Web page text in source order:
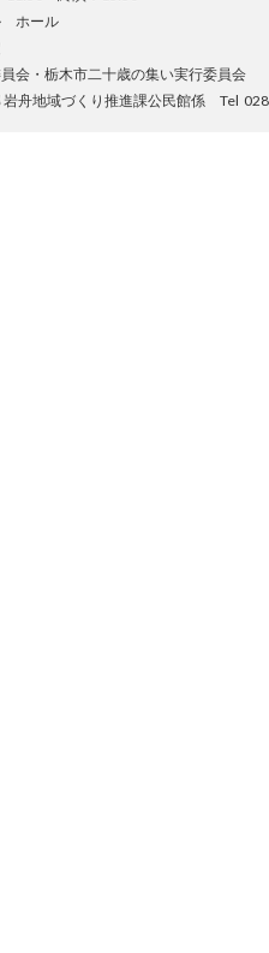
ホール
会・栃木市二十歳の集い実行委員会
岩舟地域づくり推進課公民館係 Tel